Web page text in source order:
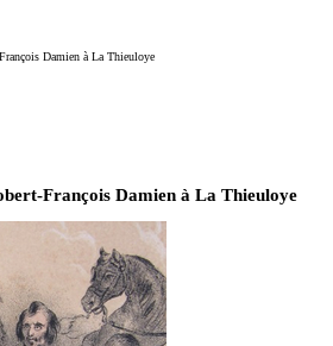
Damien à La Thieuloye
François Damien à La Thieuloye